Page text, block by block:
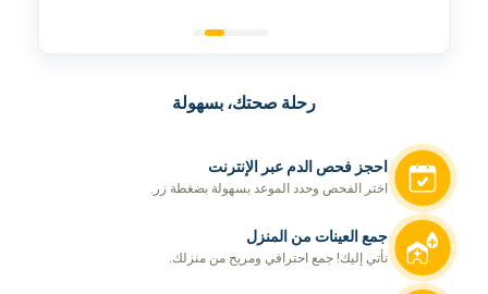
رحلة صحتك، بسهولة
احجز فحص الدم عبر الإنترنت
اختر الفحص وحدد الموعد بسهولة بضغطة زر.
جمع العينات من المنزل
نأتي إليك! جمع احترافي ومريح من منزلك.